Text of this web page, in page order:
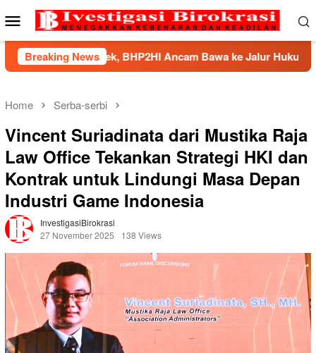
to
Mobile
Menu
Breaking News
BHP2HI Ancam Bawa ke Jalur Hukum Kemnaker
Home Serba-serbi
Vincent Suriadinata dari Mustika Raja
Law Office Tekankan Strategi HKI dan
Kontrak untuk Lindungi Masa Depan
Industri Game Indonesia
InvestigasiBirokrasi
27 November 2025
138 Views